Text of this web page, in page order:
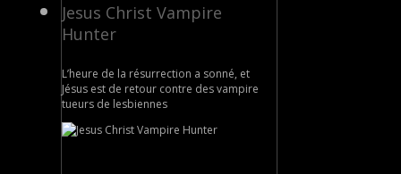
Jesus Christ Vampire
Hunter
L’heure de la résurrection a sonné, et
Jésus est de retour contre des vampire
tueurs de lesbiennes